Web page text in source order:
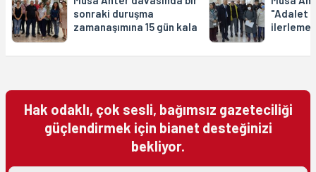
sonraki duruşma
zamanaşımına 15 gün kala
"Adalet
Hak odaklı, çok sesli, bağımsız gazeteciliği
güçlendirmek için bianet desteğinizi
bekliyor.